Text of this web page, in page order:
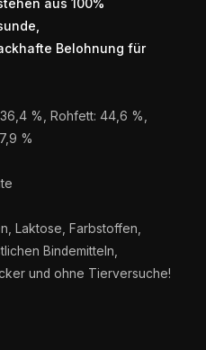
aus 100%
Belohnung für
%, Rohfett: 44,6 %,
%
Laktose, Farbstoffen,
Bindemitteln,
und ohne Tierversuche!